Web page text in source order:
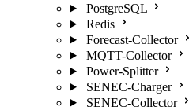
PostgreSQL
Redis
Forecast-Collector
MQTT-Collector
Power-Splitter
SENEC-Charger
SENEC-Collector